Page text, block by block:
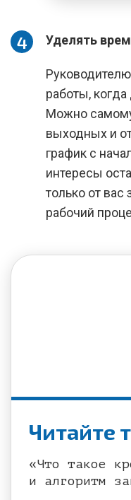
Уделять
работы,
Можно
выходных и
график с
интересы
только от вас
рабочий
Читайте
«Что такое
и алгоритм